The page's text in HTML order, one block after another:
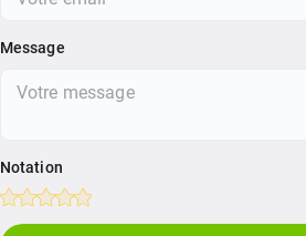
Message
Notation
1 Star
2 Stars
3 Stars
4 Stars
5 Stars
Empty